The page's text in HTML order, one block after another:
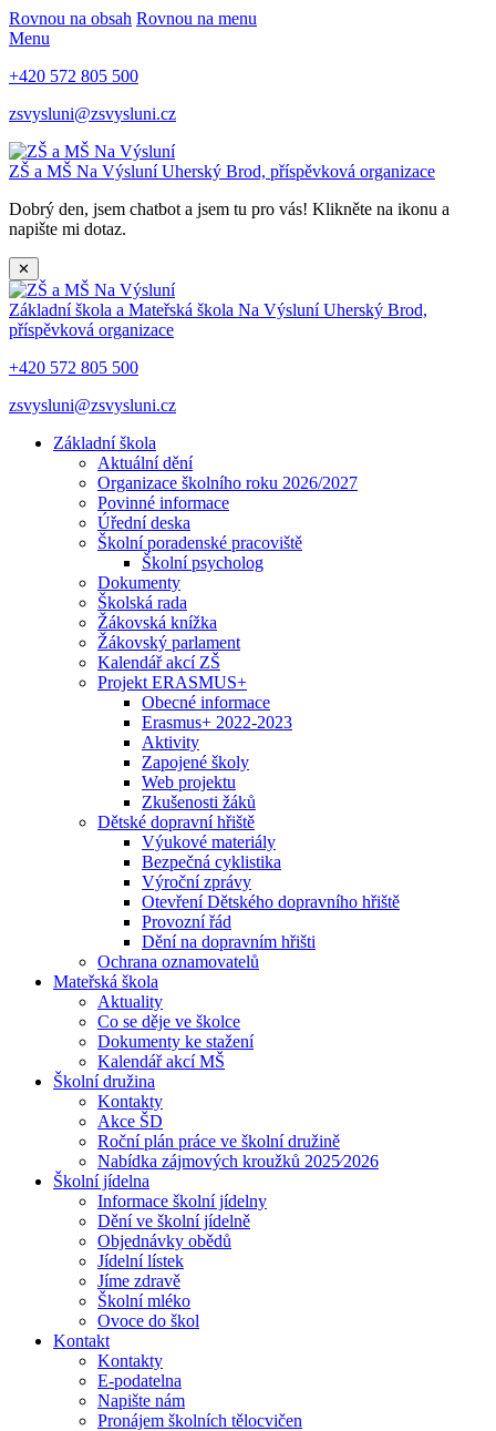
Rovnou na obsah Rovnou na menu
Menu
+420 572 805 500
zsvysluni@zsvysluni.cz
ZŠ a MŠ Na VýsluníUherský Brod, příspěvková organizace
Dobrý den, jsem chatbot a jsem tu pro vás! Klikněte na ikonu a
napište mi dotaz.
✕
Základní škola a Mateřská škola Na VýsluníUherský Brod,
příspěvková organizace
+420 572 805 500
zsvysluni@zsvysluni.cz
Základní škola
Aktuální dění
Organizace školního roku 2026/2027
Povinné informace
Úřední deska
Školní poradenské pracoviště
Školní psycholog
Dokumenty
Školská rada
Žákovská knížka
Žákovský parlament
Kalendář akcí ZŠ
Projekt ERASMUS+
Obecné informace
Erasmus+ 2022-2023
Aktivity
Zapojené školy
Web projektu
Zkušenosti žáků
Dětské dopravní hřiště
Výukové materiály
Bezpečná cyklistika
Výroční zprávy
Otevření Dětského dopravního hřiště
Provozní řád
Dění na dopravním hřišti
Ochrana oznamovatelů
Mateřská škola
Aktuality
Co se děje ve školce
Dokumenty ke stažení
Kalendář akcí MŠ
Školní družina
Kontakty
Akce ŠD
Roční plán práce ve školní družině
Nabídka zájmových kroužků 2025⁄2026
Školní jídelna
Informace školní jídelny
Dění ve školní jídelně
Objednávky obědů
Jídelní lístek
Jíme zdravě
Školní mléko
Ovoce do škol
Kontakt
Kontakty
E-podatelna
Napište nám
Pronájem školních tělocvičen